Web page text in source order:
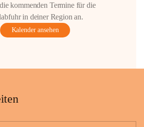
kommenden Termine für die
in deiner Region an.
Kalender ansehen